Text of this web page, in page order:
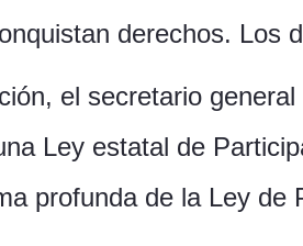
derechos. Los
el secretario
Ley estatal de
profunda de la Ley de